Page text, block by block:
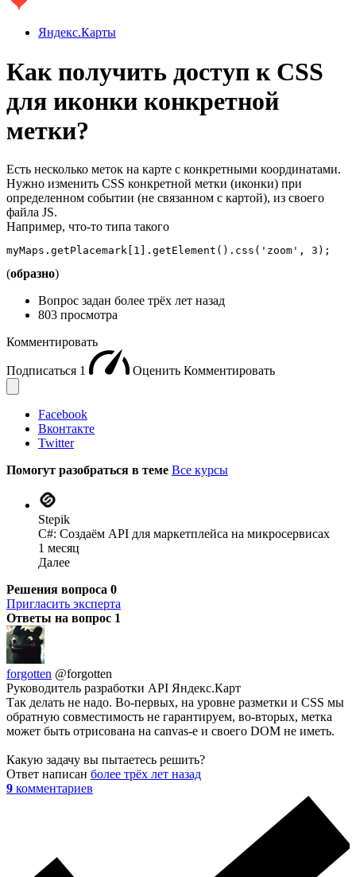
Яндекс.Карты
Как получить доступ к CSS
для иконки конкретной
метки?
Есть несколько меток на карте с конкретными координатами.
Нужно изменить CSS конкретной метки (иконки) при
определенном событии (не связанном с картой), из своего
файла JS.
Например, что-то типа такого
myMaps.getPlacemark[1].getElement().css('zoom', 3);
(образно)
Вопрос задан более трёх лет назад
803 просмотра
Комментировать
Подписаться 1 Оценить Комментировать
Facebook
Вконтакте
Twitter
Помогут разобраться в теме Все курсы
Stepik
C#: Создаём API для маркетплейса на микросервисах
1 месяц
Далее
Решения вопроса 0
Пригласить эксперта
Ответы на вопрос 1
forgotten @forgotten
Руководитель разработки API Яндекс.Карт
Так делать не надо. Во-первых, на уровне разметки и CSS мы
обратную совместимость не гарантируем, во-вторых, метка
может быть отрисована на canvas-е и своего DOM не иметь.
Какую задачу вы пытаетесь решить?
Ответ написан более трёх лет назад
9 комментариев